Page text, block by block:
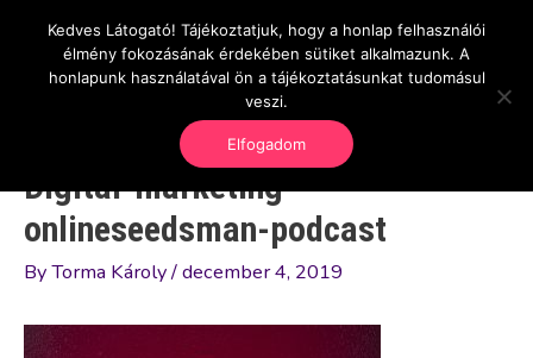
content
OnlineSeedsMan
Üzlet és szabadság
Main
Digital-marketing-
onlineseedsman-podcast
ByTorma Károly/december 4, 2019
Kedves Látogató! Tájékoztatjuk, hogy a honlap felhasználói
élmény fokozásának érdekében sütiket alkalmazunk. A
honlapunk használatával ön a tájékoztatásunkat tudomásul
veszi.
Elfogadom